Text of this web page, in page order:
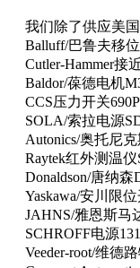
我们除了供应美
Balluff/巴鲁夫移
Cutler-Hammer接
Baldor/葆德电机
CCS压力开关
SOLA/索拉电源
Autonics/奥托尼
Raytek红外测温仪
Donaldson/唐纳
Yaskawa/安川限
JAHNS/雅恩斯马
SCHROFF电源
Veeder-root/维德